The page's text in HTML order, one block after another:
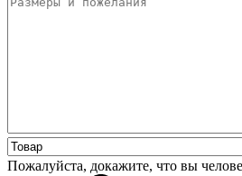
Пожалуйста, докажите, что вы